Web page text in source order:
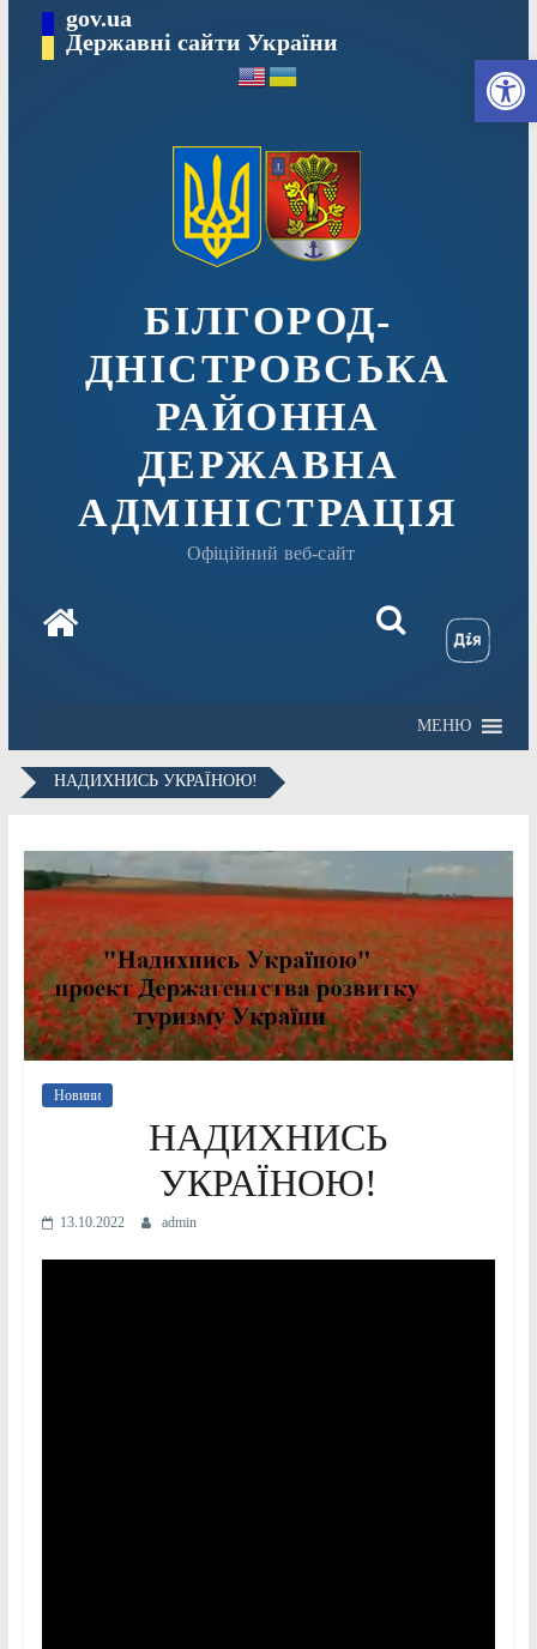
вмісту
gov.ua
Державні сайти України
БІЛГОРОД-
ДНІСТРОВСЬКА
РАЙОННА
ДЕРЖАВНА
АДМІНІСТРАЦІЯ
Офіційний веб-сайт
МЕНЮ
НАДИХНИСЬ УКРАЇНОЮ!
Новини
НАДИХНИСЬ
УКРАЇНОЮ!
13.10.2022 admin